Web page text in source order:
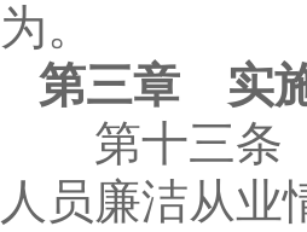
为。
第三章 实
第十三条
人员廉洁从业